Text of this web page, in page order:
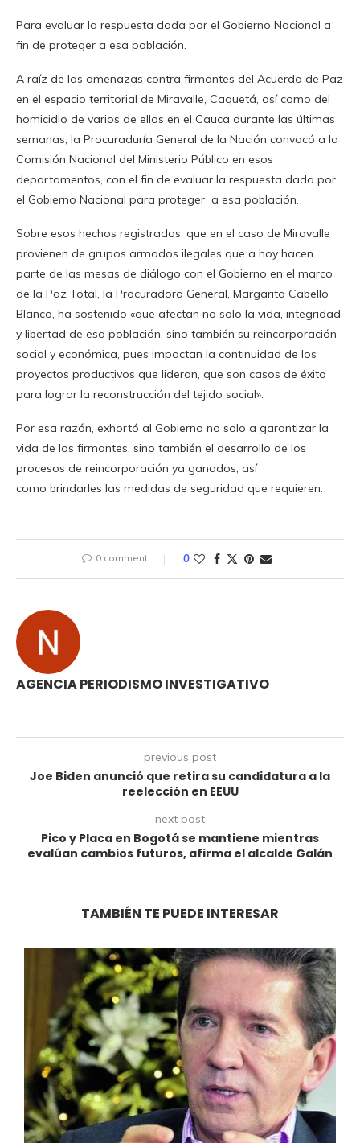
Para evaluar la respuesta dada por el Gobierno Nacional a
fin de proteger a esa población.
A raíz de las amenazas contra firmantes del Acuerdo de Paz
en el espacio territorial de Miravalle, Caquetá, así como del
homicidio de varios de ellos en el Cauca durante las últimas
semanas, la Procuraduría General de la Nación convocó a la
Comisión Nacional del Ministerio Público en esos
departamentos, con el fin de evaluar la respuesta dada por
el Gobierno Nacional para proteger a esa población.
Sobre esos hechos registrados, que en el caso de Miravalle
provienen de grupos armados ilegales que a hoy hacen
parte de las mesas de diálogo con el Gobierno en el marco
de la Paz Total, la Procuradora General, Margarita Cabello
Blanco, ha sostenido «que afectan no solo la vida, integridad
y libertad de esa población, sino también su reincorporación
social y económica, pues impactan la continuidad de los
proyectos productivos que lideran, que son casos de éxito
para lograr la reconstrucción del tejido social».
Por esa razón, exhortó al Gobierno no solo a garantizar la
vida de los firmantes, sino también el desarrollo de los
procesos de reincorporación ya ganados, así
como brindarles las medidas de seguridad que requieren.
0 comment 0
AGENCIA PERIODISMO INVESTIGATIVO
previous post
Joe Biden anunció que retira su candidatura a la
reelección en EEUU
next post
Pico y Placa en Bogotá se mantiene mientras
evalúan cambios futuros, afirma el alcalde Galán
TAMBIÉN TE PUEDE INTERESAR